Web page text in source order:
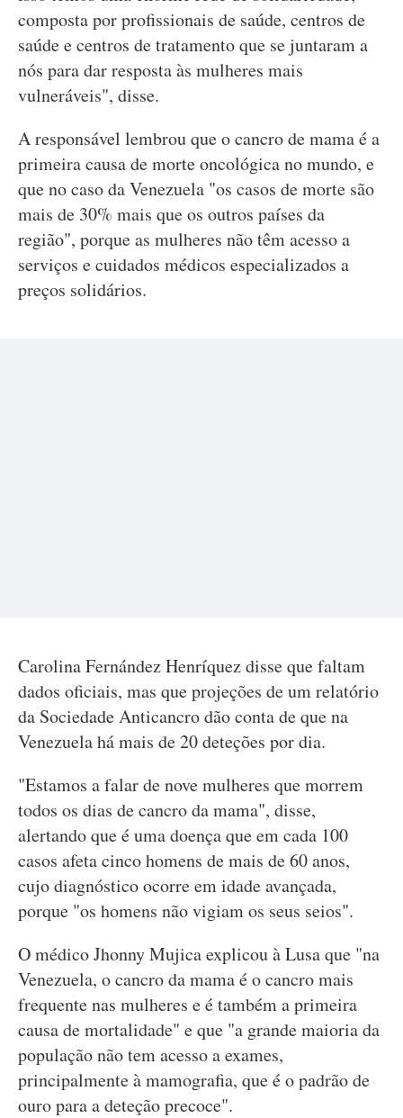
composta por profissionais de saúde, centros de
saúde e centros de tratamento que se juntaram a
nós para dar resposta às mulheres mais
vulneráveis", disse.
A responsável lembrou que o cancro de mama é a
primeira causa de morte oncológica no mundo, e
que no caso da Venezuela "os casos de morte são
mais de 30% mais que os outros países da
região", porque as mulheres não têm acesso a
serviços e cuidados médicos especializados a
preços solidários.
Carolina Fernández Henríquez disse que faltam
dados oficiais, mas que projeções de um relatório
da Sociedade Anticancro dão conta de que na
Venezuela há mais de 20 deteções por dia.
"Estamos a falar de nove mulheres que morrem
todos os dias de cancro da mama", disse,
alertando que é uma doença que em cada 100
casos afeta cinco homens de mais de 60 anos,
cujo diagnóstico ocorre em idade avançada,
porque "os homens não vigiam os seus seios".
O médico Jhonny Mujica explicou à Lusa que "na
Venezuela, o cancro da mama é o cancro mais
frequente nas mulheres e é também a primeira
causa de mortalidade" e que "a grande maioria da
população não tem acesso a exames,
principalmente à mamografia, que é o padrão de
ouro para a deteção precoce".